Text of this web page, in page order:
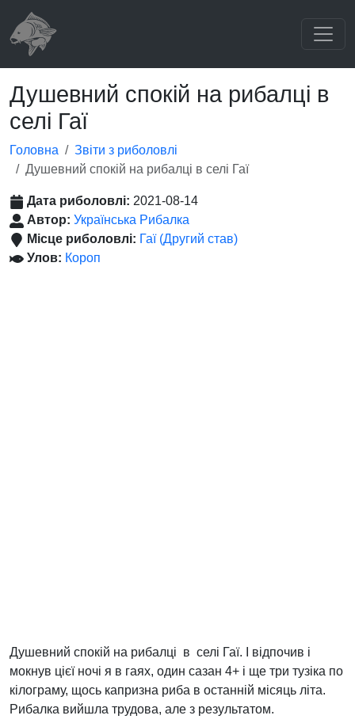
Душевний спокій на рибалці в
селі Гаї
Головна
Звіти з риболовлі
Душевний спокій на рибалці в селі Гаї
Дата риболовлі: 2021-08-14
Автор: Українська Рибалка
Місце риболовлі: Гаї (Другий став)
Улов: Короп
Душевний спокій на рибалці в селі Гаї. І відпочив і
мокнув цієї ночі я в гаях, один сазан 4+ і ще три тузіка по
кілограму, щось капризна риба в останній місяць літа.
Рибалка вийшла трудова, але з результатом.